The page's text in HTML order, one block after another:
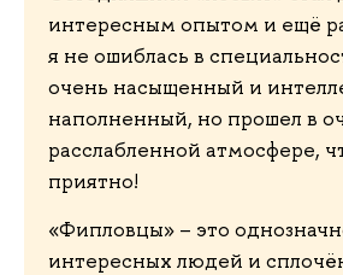
интересным опытом и ещё
я не ошиблась в
очень насыщенный и
наполненный, но прошел в
расслабленной атмосфере,
приятно!
«Фипловцы» – это
интересных людей и